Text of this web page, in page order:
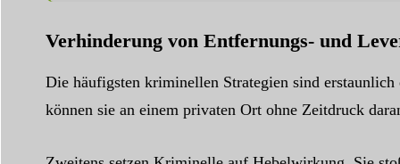
Verhinderung von Entfernungs- und
Die häufigsten kriminellen Strategien sind
können sie an einem privaten Ort ohne Zeitdruck